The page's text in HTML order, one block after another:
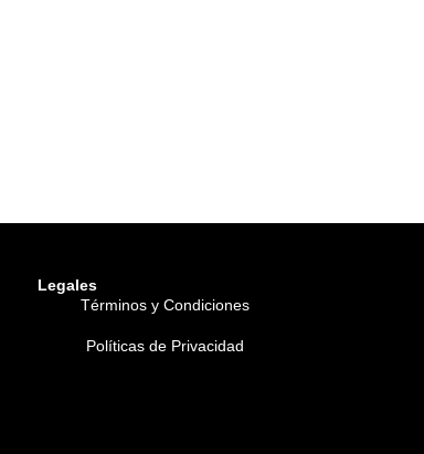
Legales
Términos y Condiciones
Políticas de Privacidad